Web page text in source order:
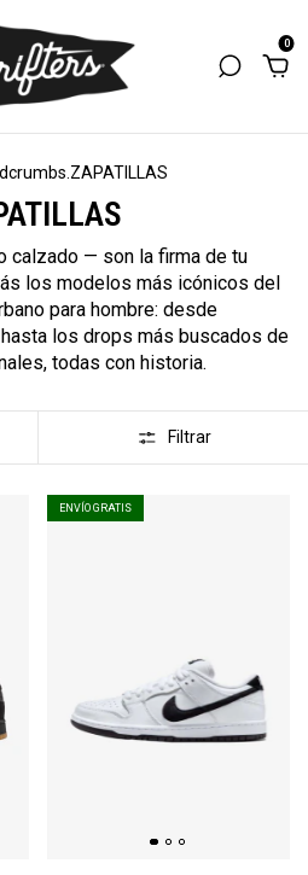
0
calzado — son la firma de tu
los modelos más icónicos del
para hombre: desde
los drops más buscados de
todas con historia.
Filtrar
ENVÍO GRATIS